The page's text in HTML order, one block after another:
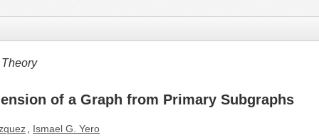
of a Graph from Primary Subgraphs
Ismael G. Yero